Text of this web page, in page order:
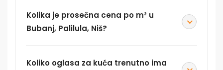
Kolika je prosečna cena po m² u
Bubanj, Palilula, Niš?
Koliko oglasa za kuća trenutno ima